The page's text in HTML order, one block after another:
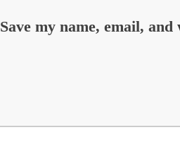
Save my name, email,